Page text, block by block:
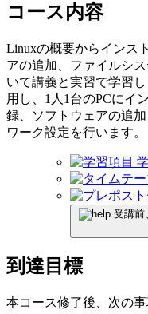
コース内容
Linuxの概要からインス
アの追加、ファイルシ
いて講義と実習で学習
用し、1人1台のPCにイ
録、ソフトウェアの追
ワーク設定を行います。
受講前
到達目標
本コース修了後、次の